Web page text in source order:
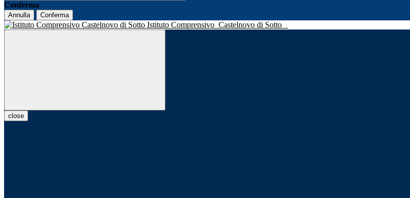
Conferma
Annulla Conferma
Istituto Comprensivo Castelnovo di Sotto
close